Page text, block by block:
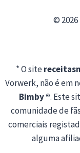
©
* O site
Vorwerk, não é em
Bimby ®. Este
comunidade de
comerciais
alguma